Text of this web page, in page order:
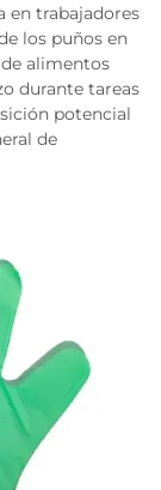
en trabajadores
los puños en
alimentos
durante tareas
potencial
de